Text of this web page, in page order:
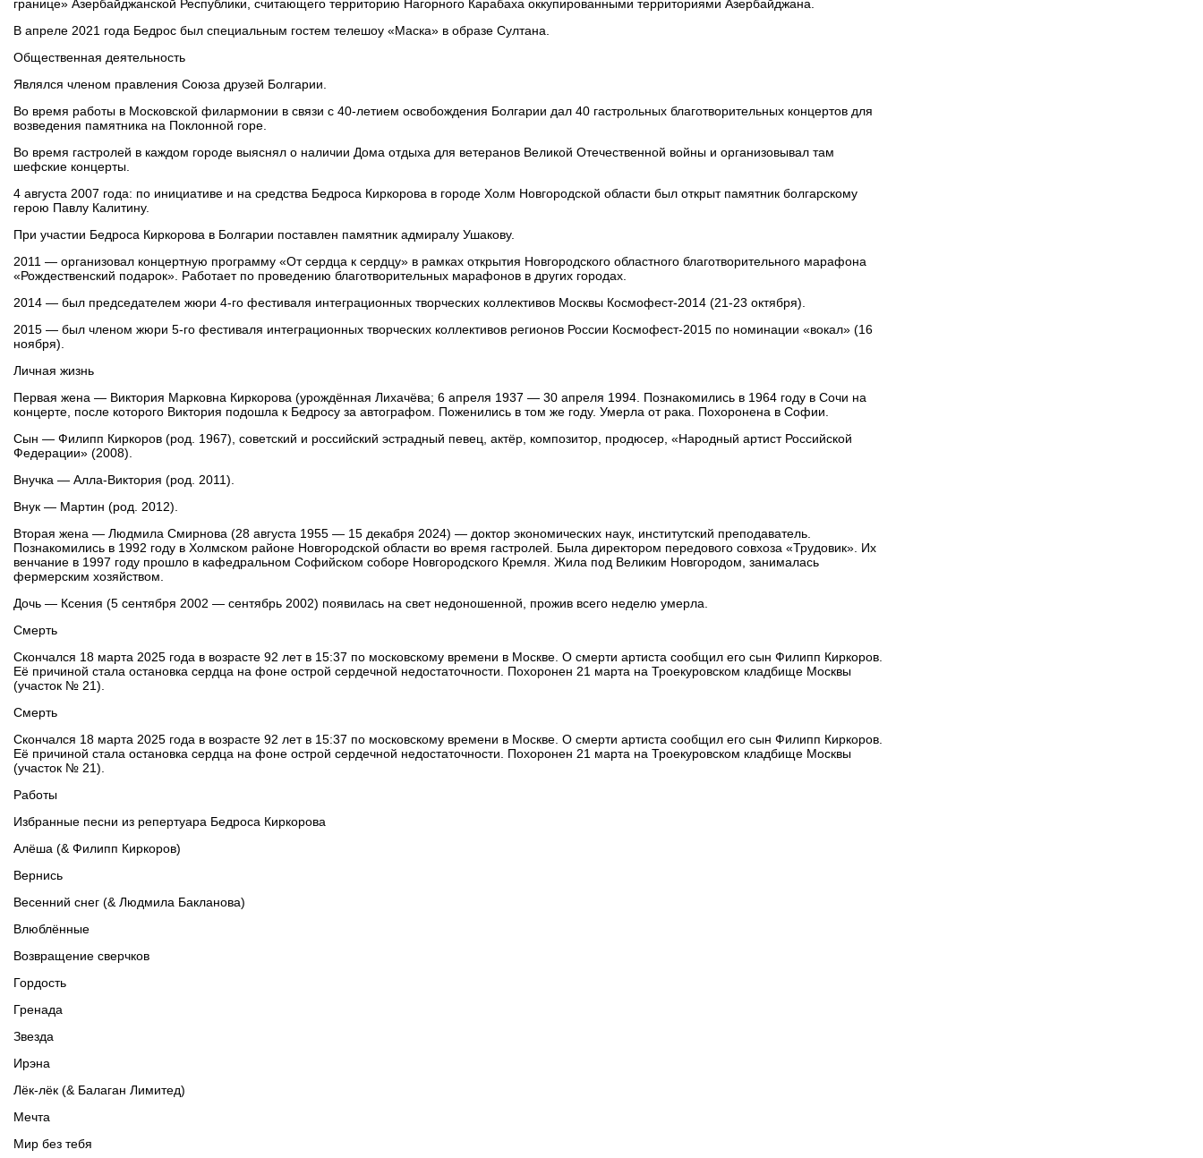
границе» Азербайджанской Республики, считающего территорию Нагорного Карабаха оккупированными территориями Азербайджана.
В апреле 2021 года Бедрос был специальным гостем телешоу «Маска» в образе Султана.
Общественная деятельность
Являлся членом правления Союза друзей Болгарии.
Во время работы в Московской филармонии в связи с 40-летием освобождения Болгарии дал 40 гастрольных благотворительных концертов для
возведения памятника на Поклонной горе.
Во время гастролей в каждом городе выяснял о наличии Дома отдыха для ветеранов Великой Отечественной войны и организовывал там
шефские концерты.
4 августа 2007 года: по инициативе и на средства Бедроса Киркорова в городе Холм Новгородской области был открыт памятник болгарскому
герою Павлу Калитину.
При участии Бедроса Киркорова в Болгарии поставлен памятник адмиралу Ушакову.
2011 — организовал концертную программу «От сердца к сердцу» в рамках открытия Новгородского областного благотворительного марафона
«Рождественский подарок». Работает по проведению благотворительных марафонов в других городах.
2014 — был председателем жюри 4-го фестиваля интеграционных творческих коллективов Москвы Космофест-2014 (21-23 октября).
2015 — был членом жюри 5-го фестиваля интеграционных творческих коллективов регионов России Космофест-2015 по номинации «вокал» (16
ноября).
Личная жизнь
Первая жена — Виктория Марковна Киркорова (урождённая Лихачёва; 6 апреля 1937 — 30 апреля 1994. Познакомились в 1964 году в Сочи на
концерте, после которого Виктория подошла к Бедросу за автографом. Поженились в том же году. Умерла от рака. Похоронена в Софии.
Сын — Филипп Киркоров (род. 1967), советский и российский эстрадный певец, актёр, композитор, продюсер, «Народный артист Российской
Федерации» (2008).
Внучка — Алла-Виктория (род. 2011).
Внук — Мартин (род. 2012).
Вторая жена — Людмила Смирнова (28 августа 1955 — 15 декабря 2024) — доктор экономических наук, институтский преподаватель.
Познакомились в 1992 году в Холмском районе Новгородской области во время гастролей. Была директором передового совхоза «Трудовик». Их
венчание в 1997 году прошло в кафедральном Софийском соборе Новгородского Кремля. Жила под Великим Новгородом, занималась
фермерским хозяйством.
Дочь — Ксения (5 сентября 2002 — сентябрь 2002) появилась на свет недоношенной, прожив всего неделю умерла.
Смерть
Скончался 18 марта 2025 года в возрасте 92 лет в 15:37 по московскому времени в Москве. О смерти артиста сообщил его сын Филипп Киркоров.
Её причиной стала остановка сердца на фоне острой сердечной недостаточности. Похоронен 21 марта на Троекуровском кладбище Москвы
(участок № 21).
Смерть
Скончался 18 марта 2025 года в возрасте 92 лет в 15:37 по московскому времени в Москве. О смерти артиста сообщил его сын Филипп Киркоров.
Её причиной стала остановка сердца на фоне острой сердечной недостаточности. Похоронен 21 марта на Троекуровском кладбище Москвы
(участок № 21).
Работы
Избранные песни из репертуара Бедроса Киркорова
Алёша (& Филипп Киркоров)
Вернись
Весенний снег (& Людмила Бакланова)
Влюблённые
Возвращение сверчков
Гордость
Гренада
Звезда
Ирэна
Лёк-лёк (& Балаган Лимитед)
Мечта
Мир без тебя